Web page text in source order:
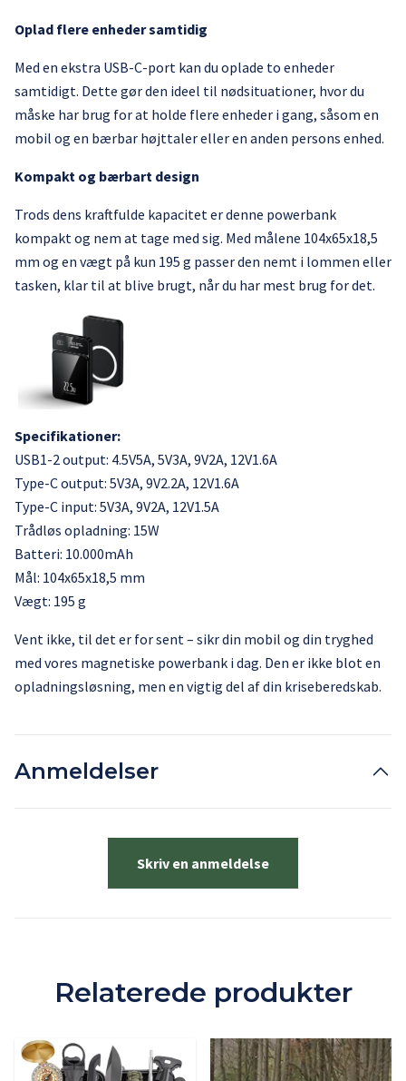
Oplad flere enheder samtidig
Med en ekstra USB-C-port kan du oplade to enheder
samtidigt. Dette gør den ideel til nødsituationer, hvor du
måske har brug for at holde flere enheder i gang, såsom en
mobil og en bærbar højttaler eller en anden persons enhed.
Kompakt og bærbart design
Trods dens kraftfulde kapacitet er denne powerbank
kompakt og nem at tage med sig. Med målene 104x65x18,5
mm og en vægt på kun 195 g passer den nemt i lommen eller
tasken, klar til at blive brugt, når du har mest brug for det.
Specifikationer:
USB1-2 output: 4.5V5A, 5V3A, 9V2A, 12V1.6A
Type-C output: 5V3A, 9V2.2A, 12V1.6A
Type-C input: 5V3A, 9V2A, 12V1.5A
Trådløs opladning: 15W
Batteri: 10.000mAh
Mål: 104x65x18,5 mm
Vægt: 195 g
Vent ikke, til det er for sent – sikr din mobil og din tryghed
med vores magnetiske powerbank i dag. Den er ikke blot en
opladningsløsning, men en vigtig del af din kriseberedskab.
Anmeldelser
Skriv en anmeldelse
Relaterede produkter